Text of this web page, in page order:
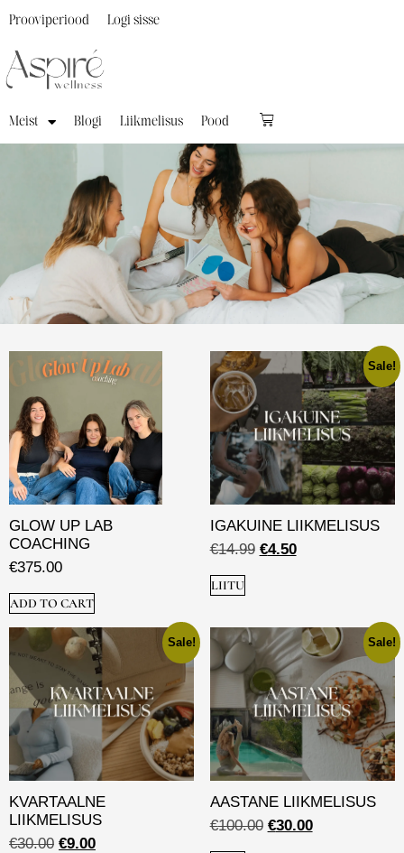
Meist Blogi Liikmelisus Pood
Prooviperiood Logi sisse
GLOW UP LAB
COACHING
€375.00
ADD TO CART
Sale!
IGAKUINE LIIKMELISUS
€14.99 €4.50
LIITU
Sale!
KVARTAALNE
LIIKMELISUS
€30.00 €9.00
Sale!
AASTANE LIIKMELISUS
€100.00 €30.00